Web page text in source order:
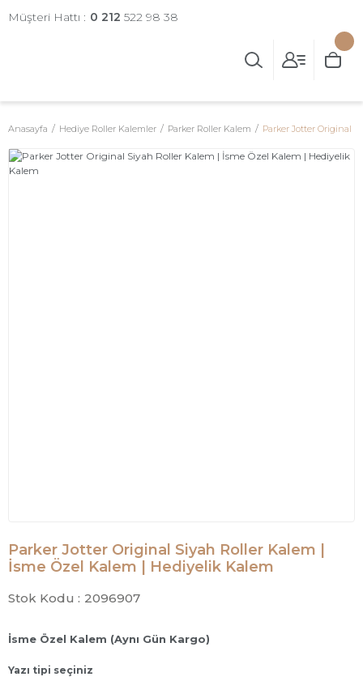
Müşteri Hattı : 0 212 522 98 38
Anasayfa Hediye Roller Kalemler Parker Roller Kalem Parker Jotter Original
Parker Jotter Original Siyah Roller Kalem |
İsme Özel Kalem | Hediyelik Kalem
Stok Kodu : 2096907
İsme Özel Kalem (Aynı Gün Kargo)
Yazı tipi seçiniz